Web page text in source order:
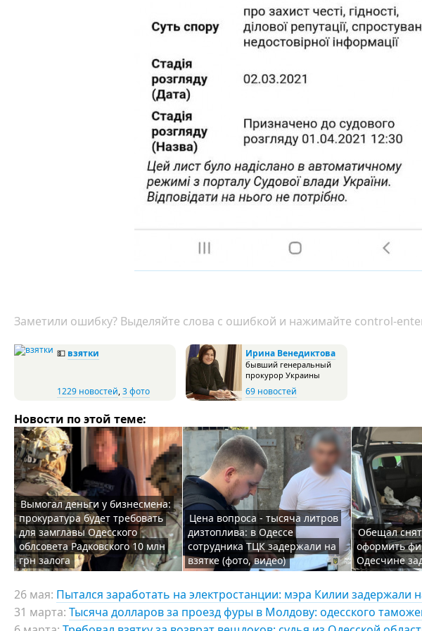
Заметили ошибку? Выделяйте слова с ошибкой и нажимайте control-
💵 взятки
1229 новостей,3 фото
Ирина Венедиктова
бывший генеральный
прокурор Украины
69 новостей
Новости по этой теме:
Вымогал деньги у бизнесмена:
прокуратура будет требовать
для замглавы Одесского
облсовета Радковского 10 млн
грн залога
Цена вопроса - тысяча литров
дизтоплива: в Одессе
сотрудника ТЦК задержали на
взятке (фото, видео)
Обещал
оформить
Одесчине
26 мая: Пытался заработать на электростанции: мэра Килии задержали
31 марта: Тысяча долларов за проезд фуры в Молдову: одесского